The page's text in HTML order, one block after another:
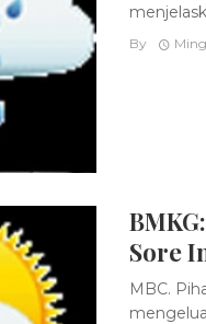
By
Sore
MBC.